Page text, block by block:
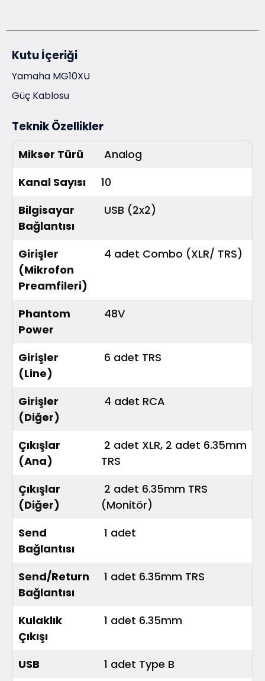
Kutu İçeriği
Yamaha MG10XU
Güç Kablosu
Teknik Özellikler
Mikser Türü
Analog
Kanal Sayısı
10
Bilgisayar
Bağlantısı
USB (2x2)
Girişler
(Mikrofon
Preamfileri)
4 adet Combo (XLR/ TRS)
Phantom
Power
48V
Girişler
(Line)
6 adet TRS
Girişler
(Diğer)
4 adet RCA
Çıkışlar
(Ana)
2 adet XLR, 2 adet 6.35mm
TRS
Çıkışlar
(Diğer)
2 adet 6.35mm TRS
(Monitör)
Send
Bağlantısı
1 adet
Send/Return
Bağlantısı
1 adet 6.35mm TRS
Kulaklık
Çıkışı
1 adet 6.35mm
USB
1 adet Type B